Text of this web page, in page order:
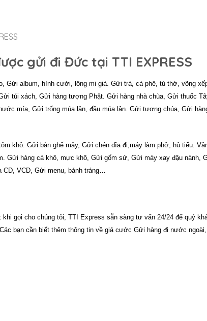
gửi đi Đức tại TTI EXPRESS
Gửi album, hình cưới, lông mi giả. Gửi trà, cà phê, tủ thờ, võng
túi xách, Gửi hàng tượng Phật. Gửi hàng nhà chùa, Gửi thuốc
mía, Gửi trống múa lân, đầu múa lân. Gửi tượng chúa, Gửi
khô. Gửi bàn ghế mây, Gửi chén dĩa đi, máy làm phở, hủ tiếu.
Gửi hàng cá khô, mực khô, Gửi gốm sứ, Gửi máy xay đậu nành,
VCD, Gửi menu,
bánh tráng…
gọi cho chúng tôi, TTI Express sẵn sàng tư vấn 24/24 để quý
Các bạn cần biết thêm thông tin về giá cước Gửi hàng đi nước ngoài